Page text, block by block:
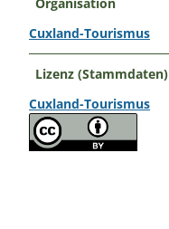
Organisation
Cuxland-Tourismus
Lizenz (Stammdaten)
Cuxland-Tourismus